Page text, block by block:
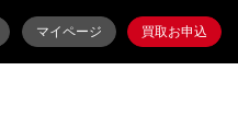
マイページ 買取お申込